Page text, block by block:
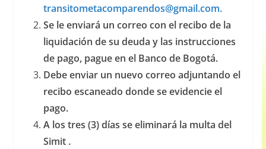
transitometacomparendos@gmail.com.
Se le enviará un correo con el recibo de la
liquidación de su deuda y las instrucciones
de pago, pague en el Banco de Bogotá.
Debe enviar un nuevo correo adjuntando el
recibo escaneado donde se evidencie el
pago.
A los tres (3) días se eliminará la multa del
Simit .